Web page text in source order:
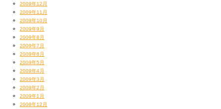
2009年12月
2009年11月
2009年10月
2009年9月
2009年8月
2009年7月
2009年6月
2009年5月
2009年4月
2009年3月
2009年2月
2009年1月
2008年12月